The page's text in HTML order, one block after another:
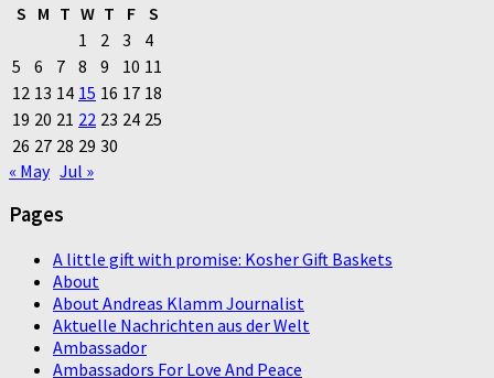
S M T W T F S
1
2 3
4
5
6 7 8 9 10 11
12 13 14 15 16 17 18
19 20 21 22 23 24 25
26 27 28 29 30
« May Jul »
Pages
A little gift with promise: Kosher Gift Baskets
About
About Andreas Klamm Journalist
Aktuelle Nachrichten aus der Welt
Ambassador
Ambassadors For Love And Peace